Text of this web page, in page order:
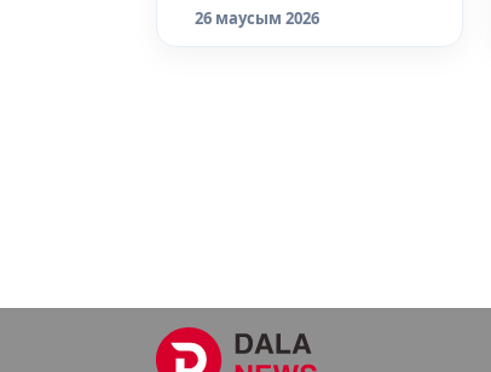
процесіне қатысты
26 маусым 2026